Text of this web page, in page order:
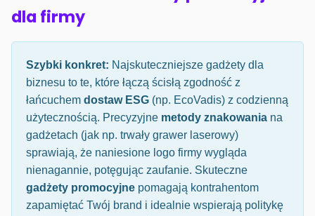
dla firmy
Szybki konkret: Najskuteczniejsze gadżety dla
biznesu to te, które łączą ścisłą zgodność z
łańcuchem dostaw ESG (np. EcoVadis) z codzienną
użytecznością. Precyzyjne metody znakowania na
gadżetach (jak np. trwały grawer laserowy)
sprawiają, że naniesione logo firmy wygląda
nienagannie, potęgując zaufanie. Skuteczne
gadżety promocyjne pomagają kontrahentom
zapamiętać Twój brand i idealnie wspierają politykę